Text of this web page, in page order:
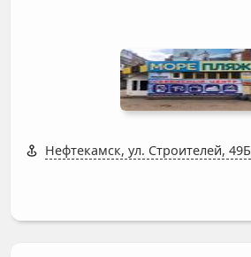
Нефтекамск, ул. Строителей, 49Б